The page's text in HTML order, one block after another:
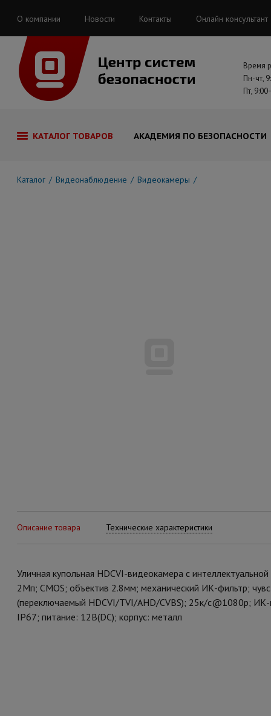
О компании Новости Контакты Онлайн консультант
Время
Пн-чт,
Пт,
КАТАЛОГ ТОВАРОВ АКАДЕМИЯ ПО БЕЗОПАСНОСТИ
Каталог Видеонаблюдение Видеокамеры
Описание товара Технические характеристики
Уличная купольная HDCVI-видеокамера с
2Mп; CMOS; объектив 2.8мм; механический ИК-фильтр;
(переключаемый HDCVI/TVI/AHD/CVBS); 25к/с@1080p;
IP67; питание: 12В(DC); корпус: металл